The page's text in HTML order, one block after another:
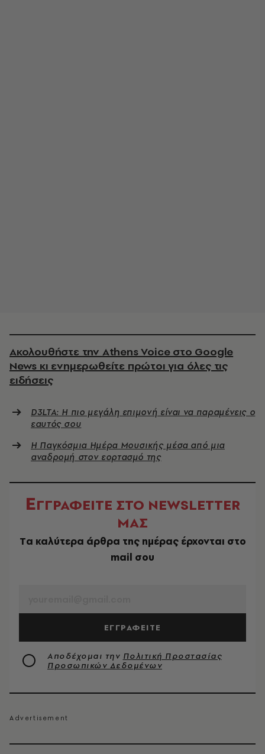
Ακολουθήστε την Athens Voice στο Google
News κι ενημερωθείτε πρώτοι για όλες τις
ειδήσεις
D3LTA: Η πιο μεγάλη επιμονή είναι να παραμένεις ο
εαυτός σου
Η Παγκόσμια Ημέρα Μουσικής μέσα από μια
αναδρομή στον εορτασμό της
ΕΓΓΡΑΦΕΙΤΕ ΣΤΟ NEWSLETTER
ΜΑΣ
Tα καλύτερα άρθρα της ημέρας έρχονται στο
mail σου
ΕΓΓΡΑΦΕΙΤΕ
Αποδέχομαι την Πολιτική Προστασίας
Προσωπικών Δεδομένων